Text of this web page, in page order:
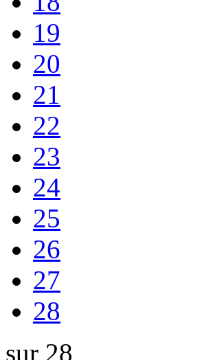
19
20
21
22
23
24
25
26
27
28
sur 28